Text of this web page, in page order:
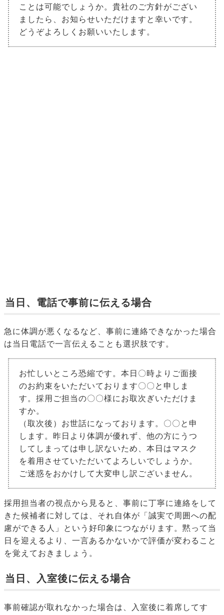
ことは可能でしょうか。貴社のご方針がござい
ましたら、お知らせいただけますと幸いです。
どうぞよろしくお願いいたします。
当日、電話で事前に伝える場合
急に体調が悪くなるなど、事前に連絡できなかった場合
は当日電話で一言伝えることも選択肢です。
お忙しいところ恐縮です。本日〇時よりご面接
のお約束をいただいております〇〇と申しま
す。採用ご担当の〇〇様にお取次ぎいただけま
すか。
（取次後）お世話になっております。〇〇と申
します。昨日より体調が優れず、他の方にうつ
してしまっては申し訳ないため、本日はマスク
を着用させていただいてよろしいでしょうか。
ご迷惑をおかけして大変申し訳ございません。
採用担当者の視点から見ると、事前に丁寧に連絡をして
きた候補者に対しては、それ自体が「誠実で周囲への配
慮ができる人」という好印象につながります。黙って当
日を迎えるより、一言あるかないかで評価が変わること
を覚えておきましょう。
当日、入室後に伝える場合
事前確認が取れなかった場合は、入室後に着席してす